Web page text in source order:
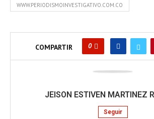
WWW.PERIODISMOINVESTIGATIVO.COM.CO
COMPARTIR 0
JEISON ESTIVEN MARTINEZ
Seguir